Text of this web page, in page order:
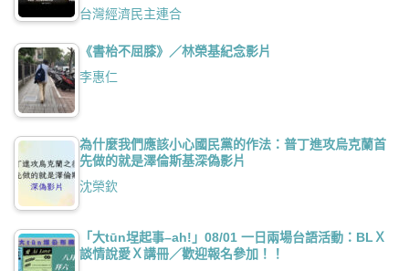
台灣經濟民主連合
《書枱不屈膝》／林榮基紀念影片
李惠仁
為什麼我們應該小心國民黨的作法：普丁進攻烏克蘭首
先做的就是澤倫斯基深偽影片
沈榮欽
「大tūn埕起事–ah!」08/01 一日兩場台語活動：BLＸ
談情說愛Ｘ講冊／歡迎報名參加！！